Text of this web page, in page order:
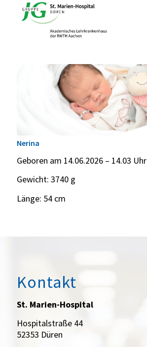
Nerina
Geboren am 14.06.2026 – 14.03 Uhr
Gewicht: 3740 g
Länge: 54 cm
Kontakt
St. Marien-Hospital
Hospitalstraße 44
52353 Düren